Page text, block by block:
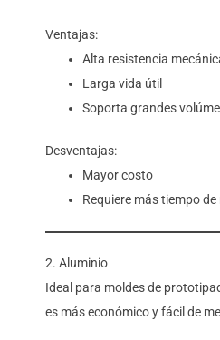
Ventajas:
Alta resistencia
Larga vida útil
Soporta grandes
Desventajas:
Mayor costo
Requiere más tiempo
2. Aluminio
Ideal para moldes de
es más económico y fácil de